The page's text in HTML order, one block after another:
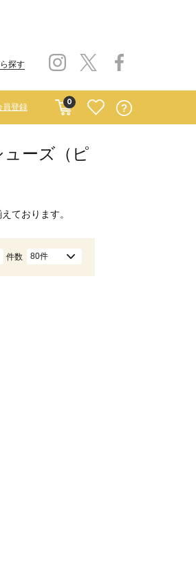
探す
0
員登録
ーズ（ピ
ております。
件数 80件